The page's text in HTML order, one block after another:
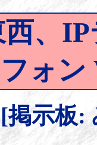
、
ォン
[掲示板: